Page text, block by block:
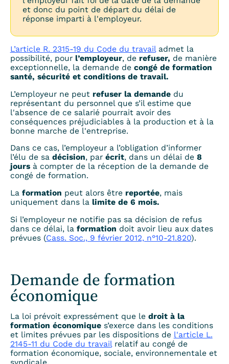
et donc du point de départ du délai de
réponse imparti à l'employeur.
L’article R. 2315-19 du Code du travail admet la
possibilité, pour l’employeur, de refuser, de manière
exceptionnelle, la demande de congé de formation
santé, sécurité et conditions de travail.
L’employeur ne peutrefuser la demande du
représentant du personnel que s’il estime que
l'absence de ce salarié pourrait avoir des
conséquences préjudiciables à la production et à la
bonne marche de l'entreprise.
Dans ce cas, l’employeur a l’obligation d’informer
l’élu de sa décision, par écrit, dans un délai de 8
joursà compter de la réception de la demande de
congé de formation.
La formation peut alors être reportée, mais
uniquement dans lalimite de 6 mois.
Si l’employeur ne notifie pas sa décision de refus
dans ce délai, la formation doit avoir lieu aux dates
prévues (Cass. Soc., 9 février 2012, n°10-21.820).
Demande de formation
économique
La loi prévoit expressément que le droit à la
formation économiques’exerce dans les conditions
et limites prévues par les dispositions de l'article L.
2145-11 du Code du travail relatif au congé de
formation économique, sociale, environnementale et